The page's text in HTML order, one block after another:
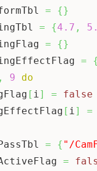
= {}
= {4.7 ,
= {}
= {
, 9
do
[ i] =
false
[ i] =
= { "/
=